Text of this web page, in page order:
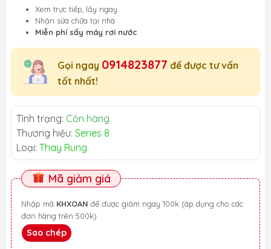
Xem trực tiếp, lấy ngay
Nhận sửa chữa tại nhà
Miễn phí sấy máy rơi nước
Gọi ngay 0914823877 để được tư vấn
tốt nhất!
Tình trạng: Còn hàng
Thương hiệu: Series 8
Loại: Thay Rung
Mã giảm giá
Nhập mã KHXOAN
đơn hàng trên 500k)
Sao chép